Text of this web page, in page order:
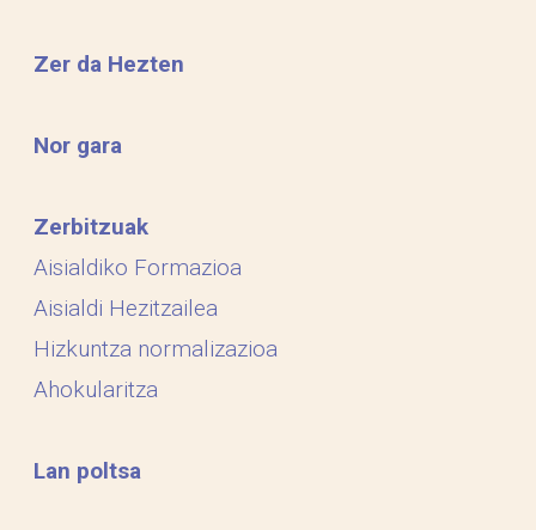
Zer da Hezten
Nor gara
Zerbitzuak
Aisialdiko Formazioa
Aisialdi Hezitzailea
Hizkuntza normalizazioa
Ahokularitza
Lan poltsa